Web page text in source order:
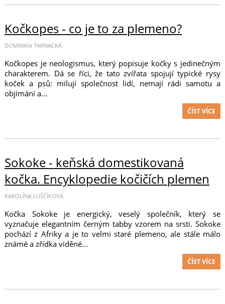
Kočkopes - co je to za plemeno?
DOMINIKA TARNACKÁ
Kočkopes je neologismus, který popisuje kočky s jedinečným
charakterem. Dá se říci, že tato zvířata spojují typické rysy
koček a psů: milují společnost lidí, nemají rádi samotu a
objímání a...
ČÍST VÍCE
Sokoke - keňská domestikovaná
kočka. Encyklopedie kočičích plemen
KAROLÍNA LUŠČÍKOVÁ
Kočka Sokoke je energický, veselý společník, který se
vyznačuje elegantním černým tabby vzorem na srsti. Sokoke
pochází z Afriky a je to velmi staré plemeno, ale stále málo
známé a zřídka viděné...
ČÍST VÍCE